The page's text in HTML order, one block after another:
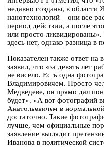
недавно созданы, в
нанотехнологий – они все
период действии, а после
или просто
здесь нет, однако разница в
Показателен также ответ на
заявил, что «за девять лет
не висело. Есть одна
Владимировичем. Просто
Медведеве, он прямо дал
будет». «А вот фотографий
Анатольевичем в
достаточно. Такие
лучше, чем официальные
заявление выглядит
Иванова в политической